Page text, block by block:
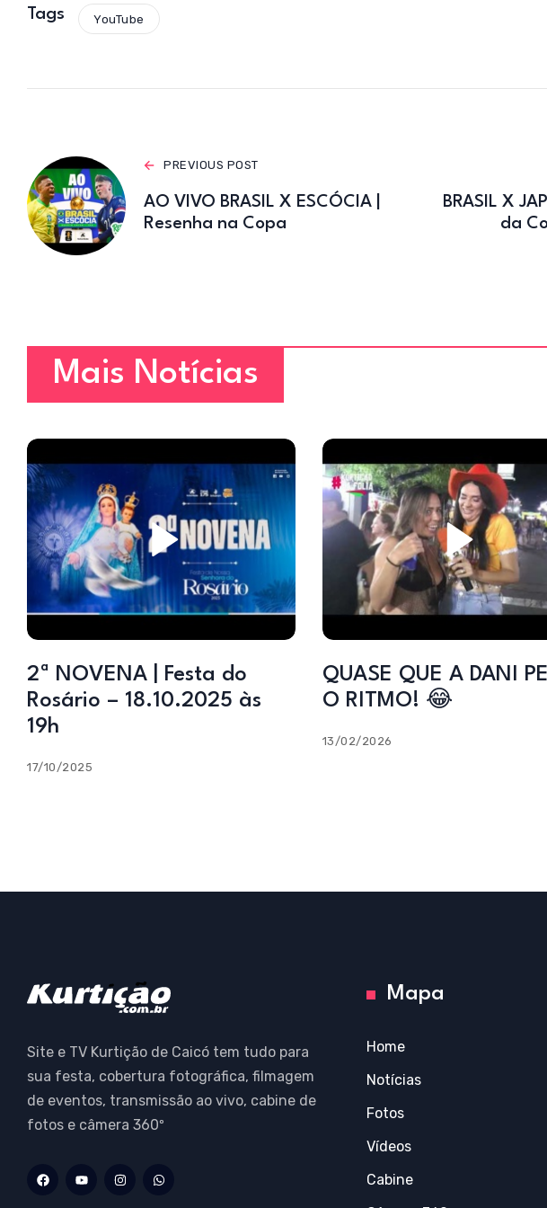
Tags YouTube
PREVIOUS POST
AO VIVO BRASIL X ESCÓCIA |
Resenha na Copa
BRASIL X
da
Mais Notícias
2ª NOVENA | Festa do
Rosário – 18.10.2025 às
19h
17/10/2025
QUASE QUE A DANI
O RITMO! 😂
13/02/2026
Site e TV Kurtição de Caicó tem tudo para
sua festa, cobertura fotográfica, filmagem
de eventos, transmissão ao vivo, cabine de
fotos e câmera 360º
Mapa
Home
Notícias
Fotos
Vídeos
Cabine